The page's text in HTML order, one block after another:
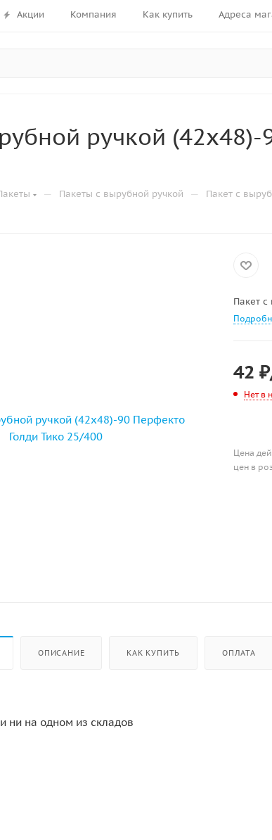
Акции Компания Как купить Адреса
ручкой
— Пакеты с вырубной ручкой — Пакет с
Пакет
42 ₽
Нет в
Цена
цен в
ОПИСАНИЕ КАК КУПИТЬ ОПЛАТА
ни на одном из складов